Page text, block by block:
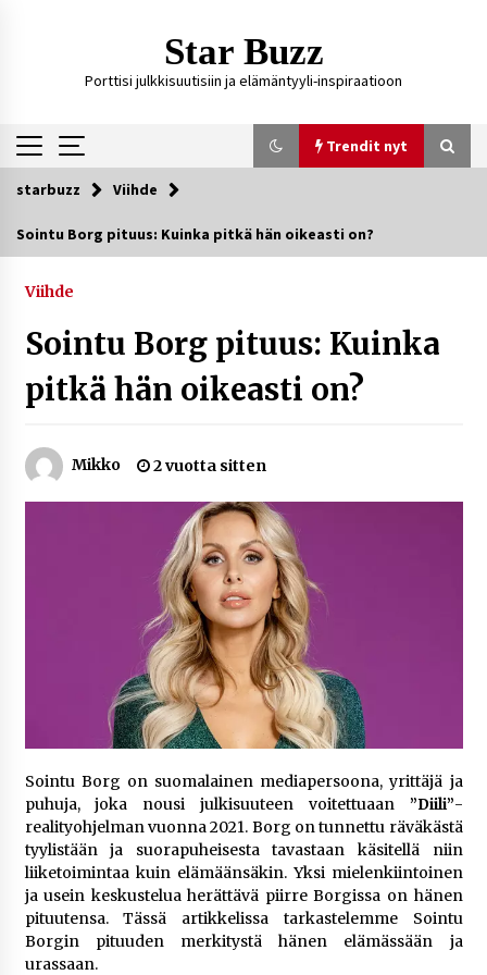
Star Buzz
Porttisi julkkisuutisiin ja elämäntyyli-inspiraatioon
Trendit nyt
Trendit nyt
Matti Koivisto toimittaja ikä – mitä Ylen
politiikan toimittajasta tiedetään?
Netflix, YouTube, TikTok, pelit ja nettikasinot
1 viikko sitten
Jaakko Selin puoliso Simo – pitkä
rakkaustarina, elämäntyö ja ura
1 viikko sitten
Näin pikakasinot nopeuttavat kotiutuksia
modernin maksuteknologian avulla
1 viikko sitten
ehkäisyn näkyvä ääni
2 viikkoa sitten
Pia Töyli – tapaus, joka jäi osaksi Suomen
rikoshistoriaa
3 viikkoa sitten
starbuzz Viihde
Sointu Borg pituus: Kuinka pitkä hän oikeasti on?
Viihde
Sointu Borg pituus: Kuinka
pitkä hän oikeasti on?
Mikko 2 vuotta sitten
Sointu Borg on suomalainen mediapersoona, yrittäjä ja
puhuja, joka nousi julkisuuteen voitettuaan ”Diili”-
realityohjelman vuonna 2021. Borg on tunnettu räväkästä
tyylistään ja suorapuheisesta tavastaan käsitellä niin
liiketoimintaa kuin elämäänsäkin. Yksi mielenkiintoinen
ja usein keskustelua herättävä piirre Borgissa on hänen
pituutensa. Tässä artikkelissa tarkastelemme Sointu
Borgin pituuden merkitystä hänen elämässään ja
urassaan.